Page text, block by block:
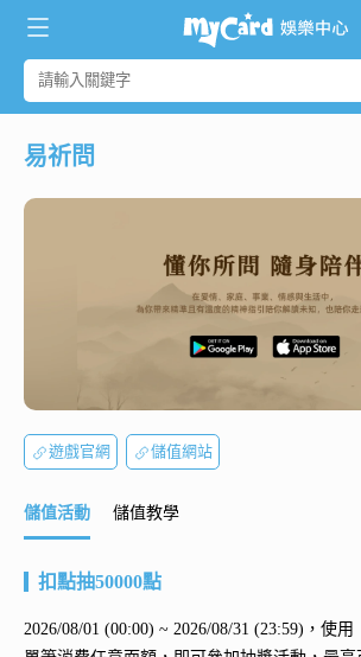
易祈問
遊戲官網 儲值網站
儲值活動 儲值教學
扣點抽50000點
2026/08/01 (00:00) ~ 2026/08/31 (23:59)，使用